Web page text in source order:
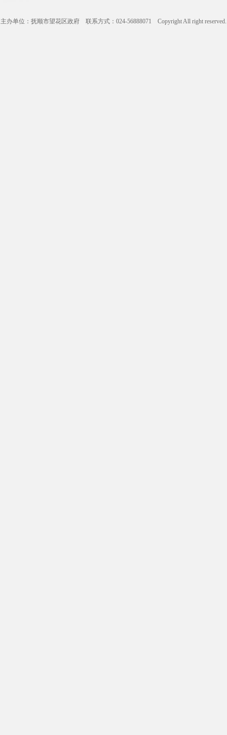
主办单位：抚顺市望花区政府 联系方式：024-56888071 Copyright All right